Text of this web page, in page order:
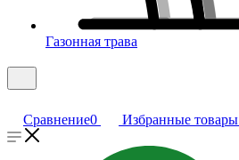
Газонная трава
Сравнение0 Избранные товары